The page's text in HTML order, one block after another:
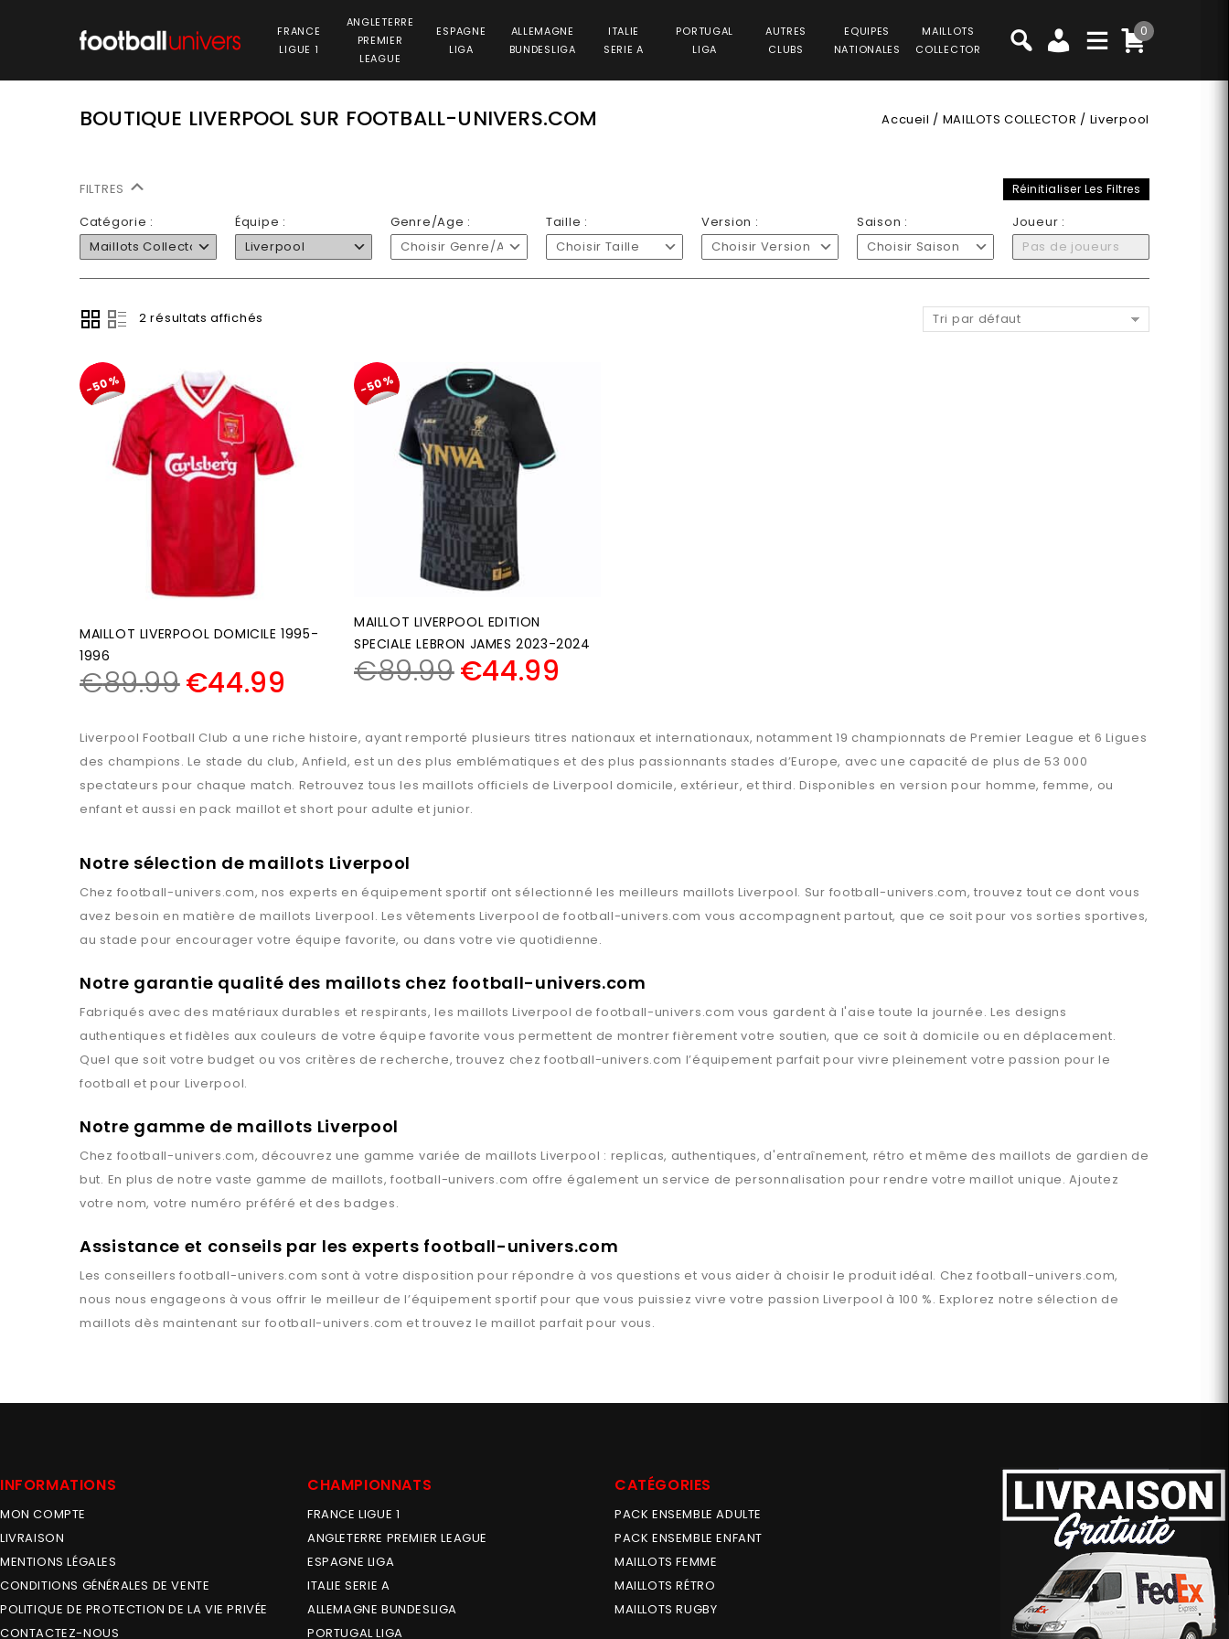
FRANCE
LIGUE 1
ANGLETERRE
PREMIER
LEAGUE
ESPAGNE
LIGA
ALLEMAGNE
BUNDESLIGA
ITALIE
SERIE A
PORTUGAL
LIGA
AUTRES
CLUBS
EQUIPES
NATIONALES
MAILLOTS
COLLECTOR
0
BOUTIQUE LIVERPOOL SUR FOOTBALL-UNIVERS.COM Accueil / MAILLOTS COLLECTOR / Liverpool
FILTRES Réinitialiser Les Filtres
Catégorie :
Maillots Collector
Équipe :
Liverpool
Genre/Age :
Choisir Genre/Age
Taille :
Choisir Taille
Version :
Choisir Version
Saison :
Choisir Saison
Joueur :
Pas de joueurs
2 résultats affichés Tri par défaut
-50%
MAILLOT LIVERPOOL DOMICILE 1995-
1996
€89.99€44.99
-50%
MAILLOT LIVERPOOL EDITION
SPECIALE LEBRON JAMES 2023-2024
€89.99€44.99
Liverpool Football Club a une riche histoire, ayant remporté plusieurs titres nationaux et internationaux, notamment 19 championnats de Premier League et 6 Ligues
des champions. Le stade du club, Anfield, est un des plus emblématiques et des plus passionnants stades d’Europe, avec une capacité de plus de 53 000
spectateurs pour chaque match. Retrouvez tous les maillots officiels de Liverpool domicile, extérieur, et third. Disponibles en version pour homme, femme, ou
enfant et aussi en pack maillot et short pour adulte et junior.
Notre sélection de maillots Liverpool
Chez football-univers.com, nos experts en équipement sportif ont sélectionné les meilleurs maillotsLiverpool. Sur football-univers.com, trouvez tout ce dont vous
avez besoin en matière de maillots Liverpool. Les vêtementsLiverpool defootball-univers.com vous accompagnent partout, que ce soit pour vos sorties sportives,
au stade pour encourager votre équipe favorite, ou dans votre vie quotidienne.
Notre garantie qualité des maillots chez football-univers.com
Fabriqués avec des matériaux durables et respirants, les maillotsLiverpool defootball-univers.com vous gardent à l'aise toute la journée. Les designs
authentiques et fidèles aux couleurs de votre équipe favorite vous permettent de montrer fièrement votre soutien, que ce soit à domicile ou en déplacement.
Quel que soit votre budget ou vos critères de recherche, trouvez chezfootball-univers.com l’équipement parfait pour vivre pleinement votre passion pour le
football et pour Liverpool.
Notre gamme de maillots Liverpool
Chez football-univers.com, découvrez une gamme variée de maillotsLiverpool : replicas, authentiques, d'entraînement, rétro et même des maillots de gardien de
but. En plus de notre vaste gamme de maillots, football-univers.com offre également un service de personnalisation pour rendre votre maillot unique. Ajoutez
votre nom, votre numéro préféré et des badges.
Assistance et conseils par les experts football-univers.com
Les conseillersfootball-univers.com sont à votre disposition pour répondre à vos questions et vous aider à choisir le produit idéal. Chezfootball-univers.com,
nous nous engageons à vous offrir le meilleur de l’équipement sportif pour que vous puissiez vivre votre passionLiverpool à 100 %. Explorez notre sélection de
maillots dès maintenant sur football-univers.com et trouvez le maillot parfait pour vous.
INFORMATIONS
MON COMPTE
LIVRAISON
MENTIONS LÉGALES
CONDITIONS GÉNÉRALES DE VENTE
POLITIQUE DE PROTECTION DE LA VIE PRIVÉE
CONTACTEZ-NOUS
CHAMPIONNATS
FRANCE LIGUE 1
ANGLETERRE PREMIER LEAGUE
ESPAGNE LIGA
ITALIE SERIE A
ALLEMAGNE BUNDESLIGA
PORTUGAL LIGA
CATÉGORIES
PACK ENSEMBLE ADULTE
PACK ENSEMBLE ENFANT
MAILLOTS FEMME
MAILLOTS RÉTRO
MAILLOTS RUGBY